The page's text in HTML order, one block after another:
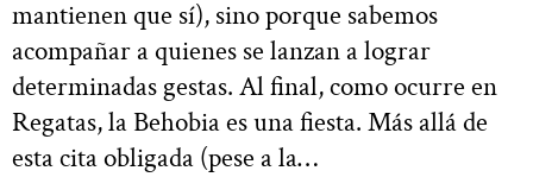
mantienen que sí), sino porque sabemos
acompañar a quienes se lanzan a lograr
determinadas gestas. Al final, como ocurre en
Regatas, la Behobia es una fiesta. Más allá de
esta cita obligada (pese a la…